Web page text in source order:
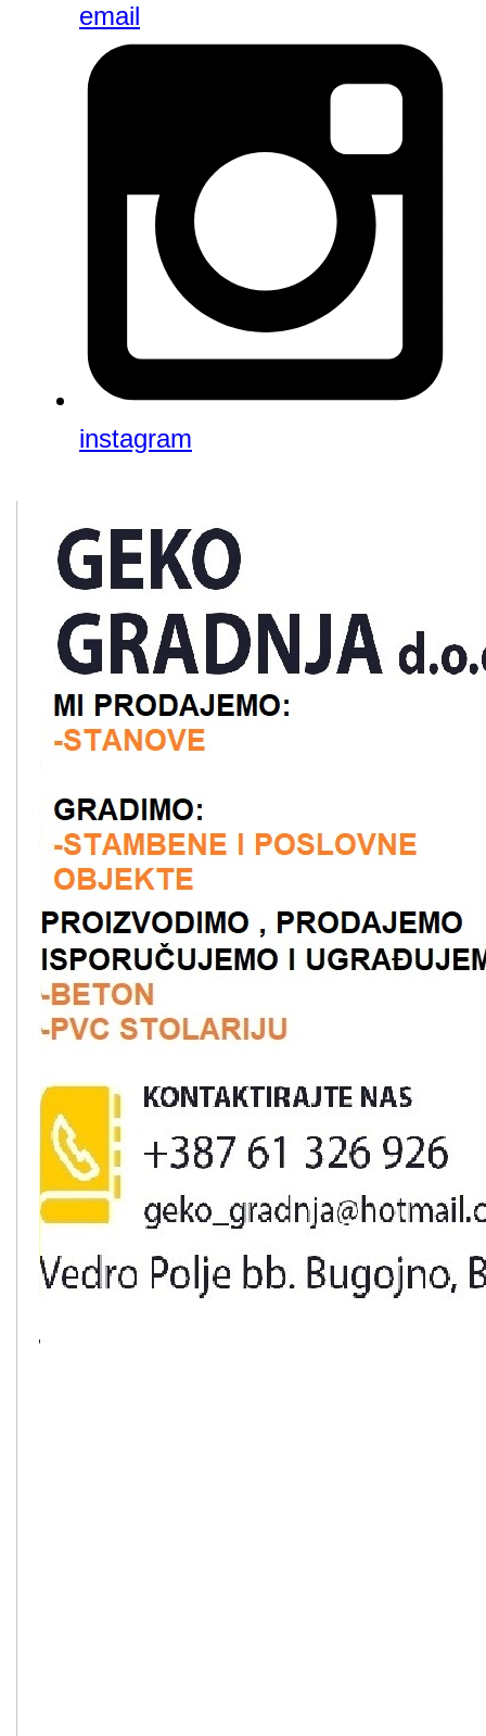
email
instagram